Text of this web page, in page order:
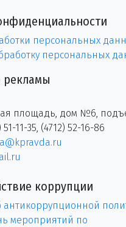
персональных
персональных
рекламы
площадь, дом №6,
11-35, (4712) 52-16-86
коррупции
антикоррупционной
мероприятий по